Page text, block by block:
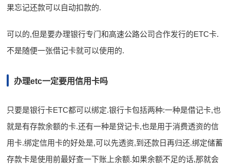
果忘记还款可以自动扣款的.
可以的,但是要办理银行专门和高速公路公司合作发行的ETC卡.
不是随便一张借记卡就可以使用的.
办理etc一定要用信用卡吗
只要是银行卡ETC都可以绑定.银行卡包括两种:一种是借记卡,也
就是有存款余额的卡.还有一种是贷记卡,也是用于消费透资的信
用卡.绑定信用卡的好处是,可以先透资,到还款日再归还.绑定储蓄
存款卡是使用前最好查一下账上余额.如果余额不足的话,那就会